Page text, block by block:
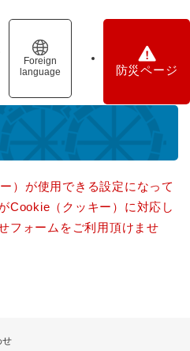
Foreign
language
防災ページ
せ
）が使用できる設定になって
Cookie（クッキー）に対応し
フォームをご利用頂けませ